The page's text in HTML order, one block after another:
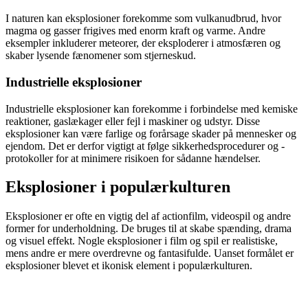
I naturen kan eksplosioner forekomme som vulkanudbrud, hvor
magma og gasser frigives med enorm kraft og varme. Andre
eksempler inkluderer meteorer, der eksploderer i atmosfæren og
skaber lysende fænomener som stjerneskud.
Industrielle eksplosioner
Industrielle eksplosioner kan forekomme i forbindelse med kemiske
reaktioner, gaslækager eller fejl i maskiner og udstyr. Disse
eksplosioner kan være farlige og forårsage skader på mennesker og
ejendom. Det er derfor vigtigt at følge sikkerhedsprocedurer og -
protokoller for at minimere risikoen for sådanne hændelser.
Eksplosioner i populærkulturen
Eksplosioner er ofte en vigtig del af actionfilm, videospil og andre
former for underholdning. De bruges til at skabe spænding, drama
og visuel effekt. Nogle eksplosioner i film og spil er realistiske,
mens andre er mere overdrevne og fantasifulde. Uanset formålet er
eksplosioner blevet et ikonisk element i populærkulturen.